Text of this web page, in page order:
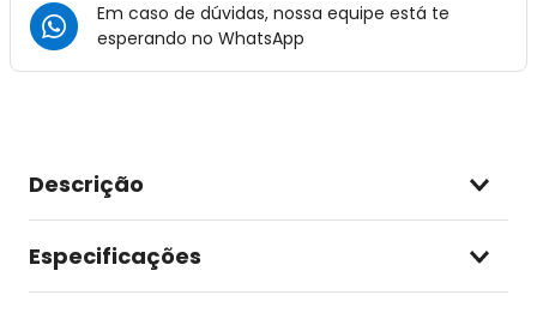
Em caso de dúvidas, nossa equipe está te
esperando no WhatsApp
Descrição
Especificações